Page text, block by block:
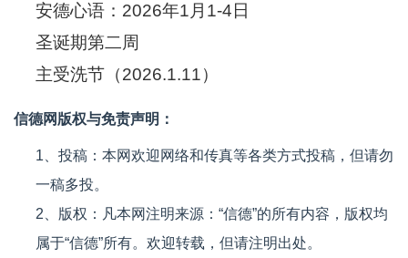
安德心语：2026年1月1-4日
圣诞期第二周
主受洗节（2026.1.11）
信德网版权与免责声明：
1、投稿：本网欢迎网络和传真等各类方式投稿，但请勿
一稿多投。
2、版权：凡本网注明来源：“信德”的所有内容，版权均
属于“信德”所有。欢迎转载，但请注明出处。